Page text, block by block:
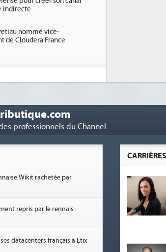
indirecte
nommé vice-
de Cloudera France
professionnels du Channel
CARRIÈRES
Wikit rachetée par
repris par le rennais
datacenters français à Etix